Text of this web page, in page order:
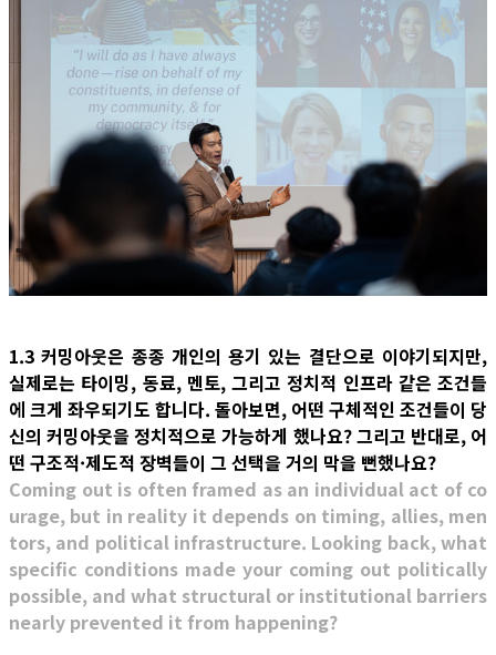
1.3 커밍아웃은 종종 개인의 용기 있는 결단으로 이야기되지만,
실제로는 타이밍, 동료, 멘토, 그리고 정치적 인프라 같은 조건들
에 크게 좌우되기도 합니다. 돌아보면, 어떤 구체적인 조건들이 당
신의 커밍아웃을 정치적으로 가능하게 했나요? 그리고 반대로, 어
떤 구조적·제도적 장벽들이 그 선택을 거의 막을 뻔했나요?
Coming out is often framed as an individual act of co
urage, but in reality it depends on timing, allies, men
tors, and political infrastructure. Looking back, what
specific conditions made your coming out politically
possible, and what structural or institutional barriers
nearly prevented it from happening?